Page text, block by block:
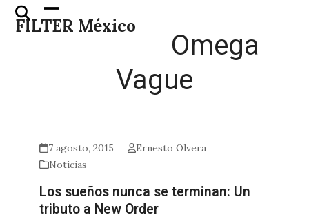
Skip
FILTER México
Open
mobile
Close
mobile
Omega
Vague
7 agosto, 2015
Ernesto Olvera
Noticias
Los sueños nunca se terminan: Un
tributo a New Order